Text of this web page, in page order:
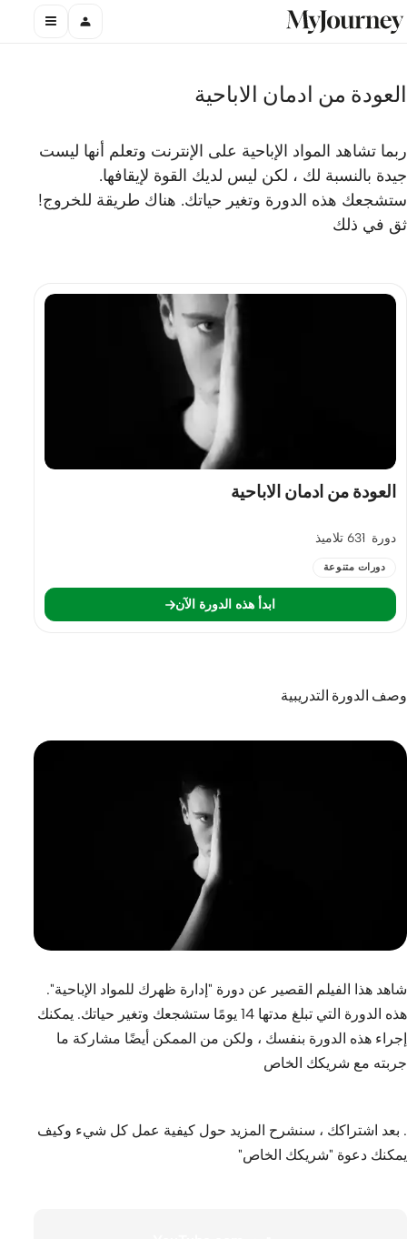
العودة من ادمان الاباحية
ربما تشاهد المواد الإباحية على الإنترنت وتعلم أنها ليست
جيدة بالنسبة لك ، لكن ليس لديك القوة لإيقافها.
ستشجعك هذه الدورة وتغير حياتك. هناك طريقة للخروج!
ثق في ذلك
العودة من ادمان الاباحية
دورة 631 تلاميذ
دورات متنوعة
ابدأ هذه الدورة الآن
وصف الدورة التدريبية
شاهد هذا الفيلم القصير عن دورة "إدارة ظهرك للمواد الإباحية".
هذه الدورة التي تبلغ مدتها 14 يومًا ستشجعك وتغير حياتك. يمكنك
إجراء هذه الدورة بنفسك ، ولكن من الممكن أيضًا مشاركة ما
جربته مع شريكك الخاص
. بعد اشتراكك ، سنشرح المزيد حول كيفية عمل كل شيء وكيف
يمكنك دعوة "شريكك الخاص"